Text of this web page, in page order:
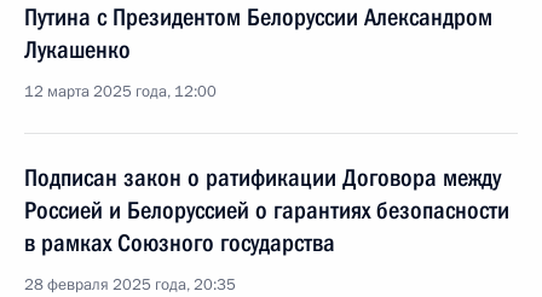
Путина с Президентом Белоруссии Александром
Лукашенко
12 марта 2025 года, 12:00
Подписан закон о ратификации Договора между
Россией и Белоруссией о гарантиях безопасности
в рамках Союзного государства
28 февраля 2025 года, 20:35